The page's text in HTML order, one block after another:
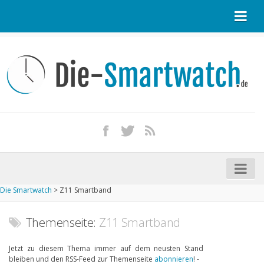
Kontakt / Tipp geben
Impressum
iPhone kaufen
Startseite
Aktuelle Smartwatches im Test
Die Smartwatch > Z11 Smartband
Themenseite: Z11 Smartband
Jetzt zu diesem Thema immer auf dem neusten Stand
bleiben und den RSS-Feed zur Themenseite abonnieren! -